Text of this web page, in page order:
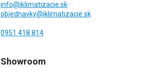
info@iklimatizacie.sk
objednavky@iklimatizacie.sk
0951 418 814
Showroom